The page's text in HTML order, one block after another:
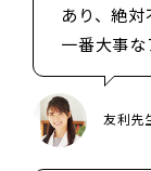
あり、絶対
一番大事な
友利先